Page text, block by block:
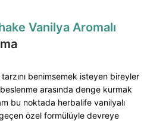
Vanilya Aromalı
benimsemek isteyen bireyler
arasında denge kurmak
bu noktada herbalife vanilyalı
özel formülüyle devreye